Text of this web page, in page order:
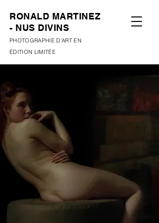
RONALD MARTINEZ
- NUS DIVINS
PHOTOGRAPHIE D'ART EN
ÉDITION LIMITÉE